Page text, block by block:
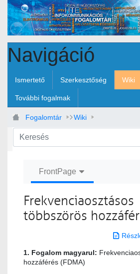
Ugrás a fő tartalomhoz
Navigáció
Ismertető Szerkesztőség Wiki
További fogalmak
Fogalomtár Wiki
Frekvenciaosztásos többszörös
FrontPage
Frekvenciaosztásos
többszörös
1. Fogalom magyarul:
hozzáférés (FDMA)